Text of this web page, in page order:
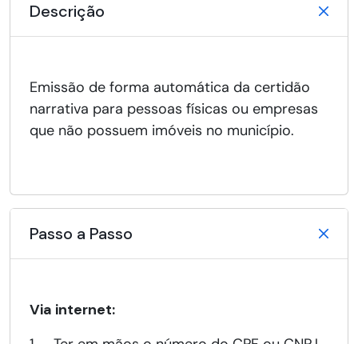
Descrição
Emissão de forma automática da certidão
narrativa para pessoas físicas ou empresas
que não possuem imóveis no município.
Passo a Passo
Via internet: